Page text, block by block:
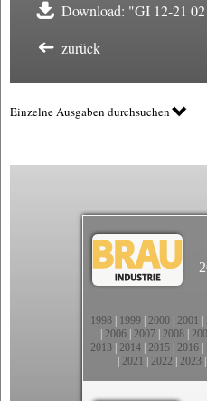
Download: "GI 12-21
zurück
Einzelne Ausgaben durchsuchen
1998 1999 2000 2001
2006 2007 2008
2013 2014 2015 2016
2021 2022 2023|